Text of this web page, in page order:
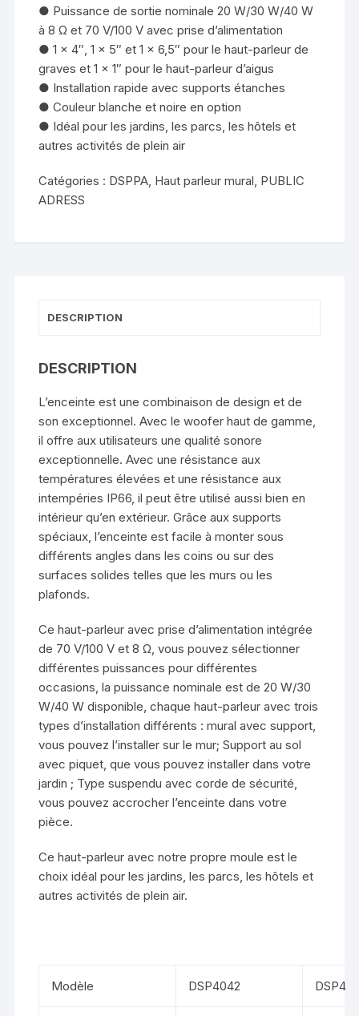
● Puissance de sortie nominale 20 W/30 W/40 W
à 8 Ω et 70 V/100 V avec prise d’alimentation
● 1 × 4″, 1 × 5″ et 1 × 6,5″ pour le haut-parleur de
graves et 1 × 1″ pour le haut-parleur d’aigus
● Installation rapide avec supports étanches
● Couleur blanche et noire en option
● Idéal pour les jardins, les parcs, les hôtels et
autres activités de plein air
Catégories : DSPPA Haut parleur mural PUBLIC
ADRESS
DESCRIPTION
DESCRIPTION
L’enceinte est une combinaison de design et de
son exceptionnel. Avec le woofer haut de gamme,
il offre aux utilisateurs une qualité sonore
exceptionnelle. Avec une résistance aux
températures élevées et une résistance aux
intempéries IP66, il peut être utilisé aussi bien en
intérieur qu’en extérieur. Grâce aux supports
spéciaux, l’enceinte est facile à monter sous
différents angles dans les coins ou sur des
surfaces solides telles que les murs ou les
plafonds.
Ce haut-parleur avec prise d’alimentation intégrée
de 70 V/100 V et 8 Ω, vous pouvez sélectionner
différentes puissances pour différentes
occasions, la puissance nominale est de 20 W/30
W/40 W disponible, chaque haut-parleur avec trois
types d’installation différents : mural avec support,
vous pouvez l’installer sur le mur; Support au sol
avec piquet, que vous pouvez installer dans votre
jardin ; Type suspendu avec corde de sécurité,
vous pouvez accrocher l’enceinte dans votre
pièce.
Ce haut-parleur avec notre propre moule est le
choix idéal pour les jardins, les parcs, les hôtels et
autres activités de plein air.
Modèle DSP4042​